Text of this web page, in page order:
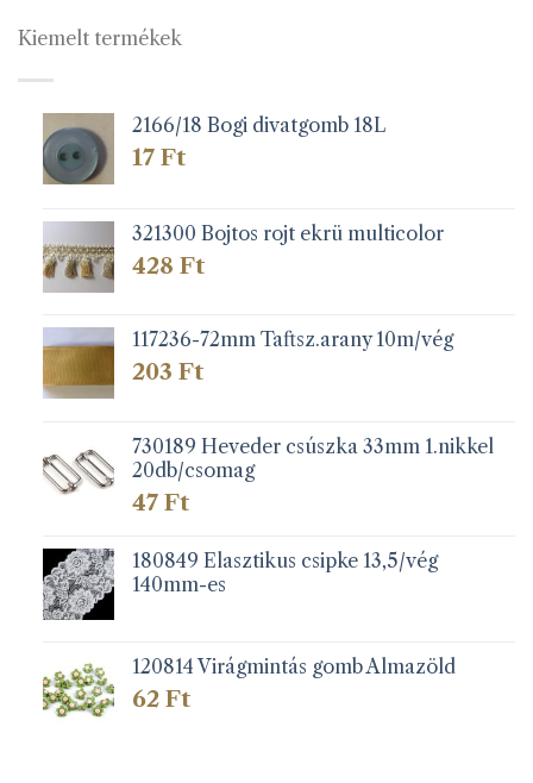
Kiemelt termékek
2166/18 Bogi divatgomb 18L
17 Ft
321300 Bojtos rojt ekrü multicolor
428 Ft
117236-72mm Taftsz.arany 10m/vég
203 Ft
730189 Heveder csúszka 33mm 1.nikkel
20db/csomag
47 Ft
180849 Elasztikus csipke 13,5/vég
140mm-es
120814 Virágmintás gomb Almazöld
62 Ft